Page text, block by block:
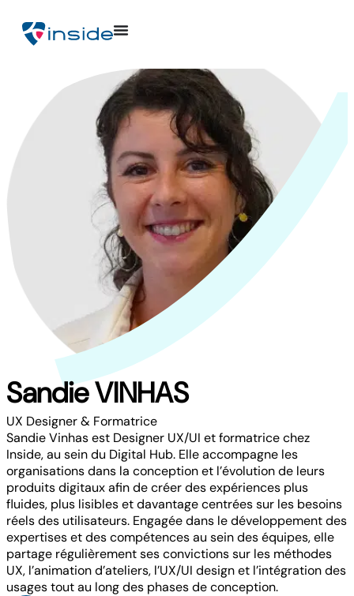
Sandie VINHAS
UX Designer & Formatrice
Sandie Vinhas est Designer UX/UI et formatrice chez
Inside, au sein du Digital Hub. Elle accompagne les
organisations dans la conception et l’évolution de leurs
produits digitaux afin de créer des expériences plus
fluides, plus lisibles et davantage centrées sur les besoins
réels des utilisateurs. Engagée dans le développement des
expertises et des compétences au sein des équipes, elle
partage régulièrement ses convictions sur les méthodes
UX, l’animation d’ateliers, l’UX/UI design et l’intégration des
usages tout au long des phases de conception.